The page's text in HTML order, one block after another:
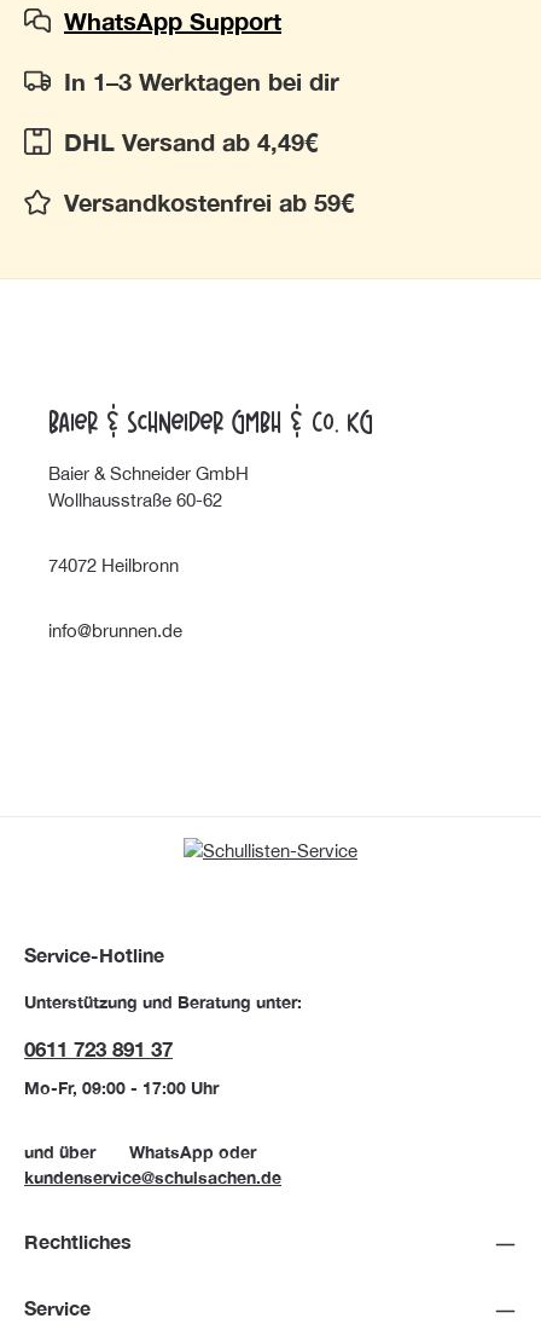
WhatsApp Support
In 1–3 Werktagen bei dir
DHL Versand ab 4,49€
Versandkostenfrei ab 59€
Baier & Schneider GmbH & Co. KG
Baier & Schneider GmbH
Wollhausstraße 60-62
74072 Heilbronn
info@brunnen.de
Service-Hotline
Unterstützung und Beratung unter:
0611 723 891 37
Mo-Fr, 09:00 - 17:00 Uhr
und über WhatsApp oder
kundenservice@schulsachen.de
Rechtliches
Service